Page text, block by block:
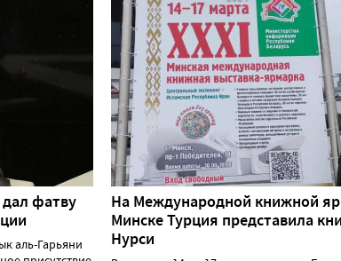
фатву
аль-Гарьяни
На Международной книжной
Минске Турция представила
Нурси